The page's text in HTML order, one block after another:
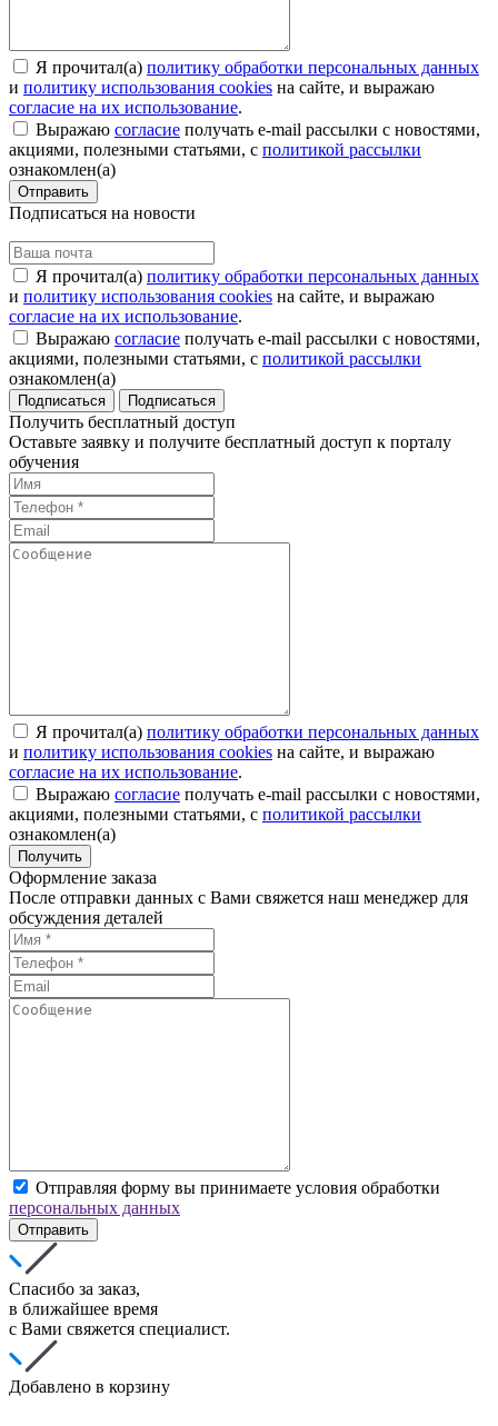
Я прочитал(а) политику обработки персональных данных
и политику использования cookies на сайте, и выражаю
согласие на их использование.
Выражаю согласие получать e-mail рассылки с новостями,
акциями, полезными статьями, с политикой рассылки
ознакомлен(а)
Отправить
Подписаться на новости
Я прочитал(а) политику обработки персональных данных
и политику использования cookies на сайте, и выражаю
согласие на их использование.
Выражаю согласие получать e-mail рассылки с новостями,
акциями, полезными статьями, с политикой рассылки
ознакомлен(а)
Подписаться
Получить бесплатный доступ
Оставьте заявку и получите бесплатный доступ к порталу
обучения
Я прочитал(а) политику обработки персональных данных
и политику использования cookies на сайте, и выражаю
согласие на их использование.
Выражаю согласие получать e-mail рассылки с новостями,
акциями, полезными статьями, с политикой рассылки
ознакомлен(а)
Получить
Оформление заказа
После отправки данных с Вами свяжется наш менеджер для
обсуждения деталей
Отправляя форму вы принимаете условия обработки
персональных данных
Отправить
Спасибо за заказ,
в ближайшее время
с Вами свяжется специалист.
Добавлено в корзину